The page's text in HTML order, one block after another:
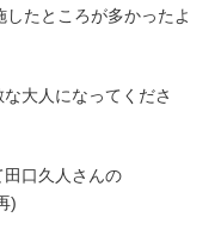
たところが多かったよ
大人になってくださ
口久人さんの
)